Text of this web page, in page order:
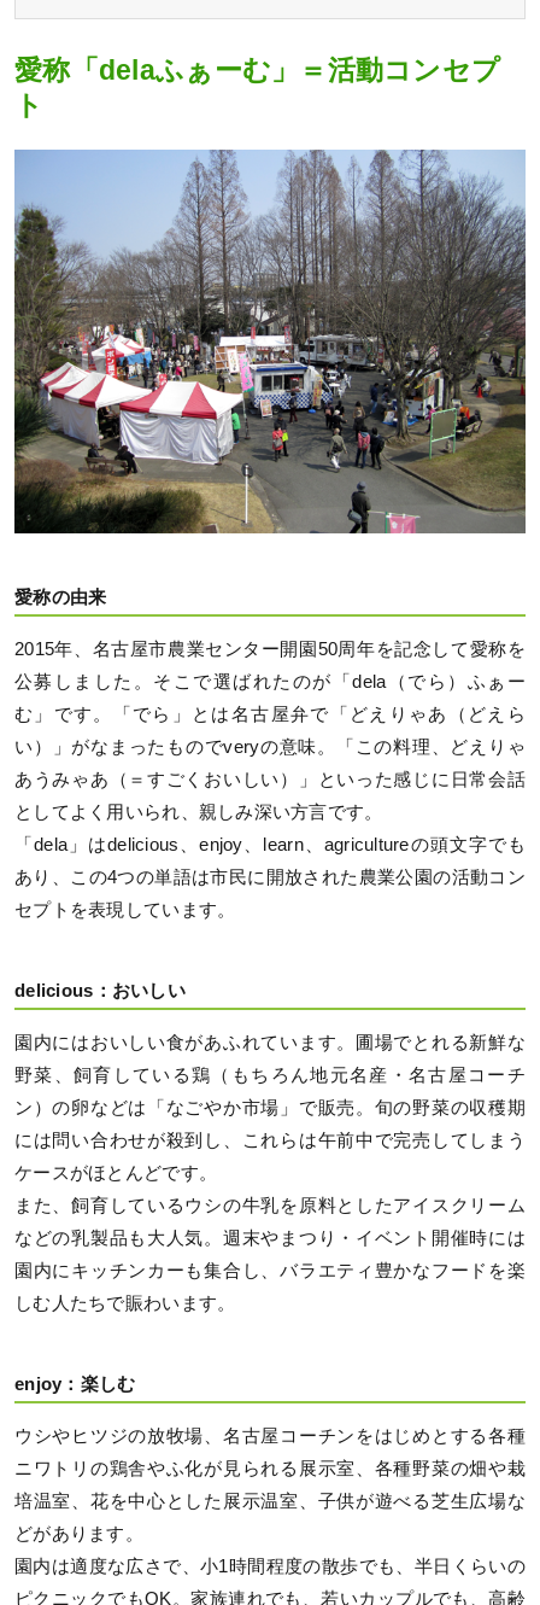
愛称「delaふぁーむ」＝活動コンセプ
ト
愛称の由来
2015年、名古屋市農業センター開園50周年を記念して愛称を
公募しました。そこで選ばれたのが「dela（でら）ふぁー
む」です。「でら」とは名古屋弁で「どえりゃあ（どえら
い）」がなまったものでveryの意味。「この料理、どえりゃ
あうみゃあ（＝すごくおいしい）」といった感じに日常会話
としてよく用いられ、親しみ深い方言です。
「dela」はdelicious、enjoy、learn、agricultureの頭文字でも
あり、この4つの単語は市民に開放された農業公園の活動コン
セプトを表現しています。
delicious：おいしい
園内にはおいしい食があふれています。圃場でとれる新鮮な
野菜、飼育している鶏（もちろん地元名産・名古屋コーチ
ン）の卵などは「なごやか市場」で販売。旬の野菜の収穫期
には問い合わせが殺到し、これらは午前中で完売してしまう
ケースがほとんどです。
また、飼育しているウシの牛乳を原料としたアイスクリーム
などの乳製品も大人気。週末やまつり・イベント開催時には
園内にキッチンカーも集合し、バラエティ豊かなフードを楽
しむ人たちで賑わいます。
enjoy：楽しむ
ウシやヒツジの放牧場、名古屋コーチンをはじめとする各種
ニワトリの鶏舎やふ化が見られる展示室、各種野菜の畑や栽
培温室、花を中心とした展示温室、子供が遊べる芝生広場な
どがあります。
園内は適度な広さで、小1時間程度の散歩でも、半日くらいの
ピクニックでもOK。家族連れでも、若いカップルでも、高齢